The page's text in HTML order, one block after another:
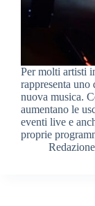
Per molti artisti
rappresenta
nuova musica.
aumentano le
eventi live e
proprie
Redazione